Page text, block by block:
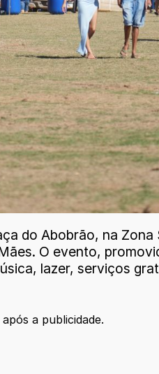
do Abobrão, na
O evento,
lazer, serviços
a publicidade.